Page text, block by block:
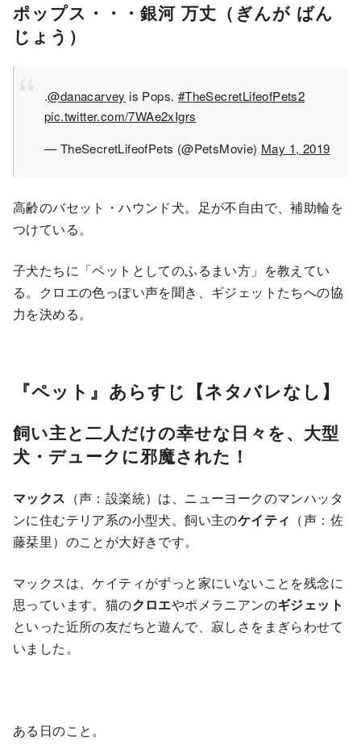
ポップス・・・銀河 万丈（ぎんが ばん
じょう）
.@danacarvey is Pops. #TheSecretLifeofPets2
pic.twitter.com/7WAe2xIgrs
— TheSecretLifeofPets (@PetsMovie) May 1, 2019
高齢のバセット・ハウンド犬。足が不自由で、補助輪を
つけている。
子犬たちに「ペットとしてのふるまい方」を教えてい
る。クロエの色っぽい声を聞き、ギジェットたちへの協
力を決める。
『ペット』あらすじ【ネタバレなし】
飼い主と二人だけの幸せな日々を、大型
犬・デュークに邪魔された！
マックス （声：設楽統）は、ニューヨークのマンハッタ
ンに住むテリア系の小型犬。飼い主のケイティ （声：佐
藤栞里）のことが大好きです。
マックスは、ケイティがずっと家にいないことを残念に
思っています。猫のクロエやポメラニアンのギジェット
といった近所の友だちと遊んで、寂しさをまぎらわせて
いました。
ある日のこと。